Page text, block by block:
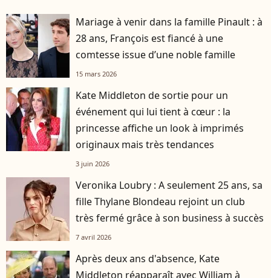
Mariage à venir dans la famille Pinault : à
28 ans, François est fiancé à une
comtesse issue d’une noble famille
15 mars 2026
Kate Middleton de sortie pour un
événement qui lui tient à cœur : la
princesse affiche un look à imprimés
originaux mais très tendances
3 juin 2026
Veronika Loubry : A seulement 25 ans, sa
fille Thylane Blondeau rejoint un club
très fermé grâce à son business à succès
7 avril 2026
Après deux ans d'absence, Kate
Middleton réapparaît avec William à